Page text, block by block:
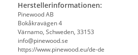
Herstellerinformationen:
Pinewood AB
Bokåkravägen 4
Värnamo, Schweden, 33153
info@pinewood.se
https://www.pinewood.eu/de-de